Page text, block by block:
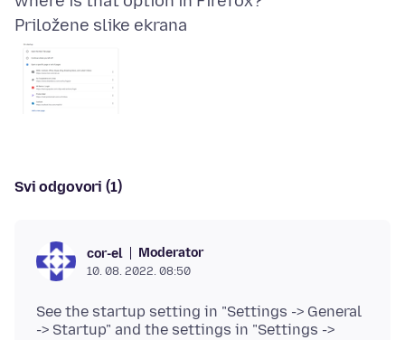
Priložene slike ekrana
Svi odgovori (1)
cor-el Moderator
10. 08. 2022. 08:50
See the startup setting in "Settings -> General
-> Startup" and the settings in "Settings ->